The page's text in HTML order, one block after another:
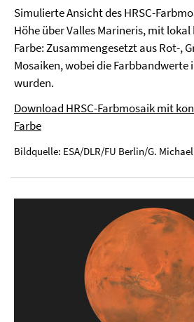
Simulierte Ansicht des HRSC-
Höhe über Valles Marineris, mit
Farbe: Zusammengesetzt aus Rot-,
Mosaiken, wobei die
wurden.
Download HRSC-Farbmosaik mit
Farbe
Bildquelle: ESA/DLR/FU Berlin/G. Michael